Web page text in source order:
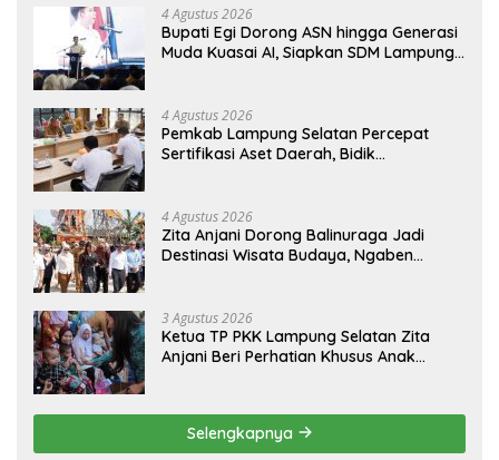
4 Agustus 2026
Bupati Egi Dorong ASN hingga Generasi
Muda Kuasai AI, Siapkan SDM Lampung
4 Agustus 2026
Pemkab Lampung Selatan Percepat
Sertifikasi Aset Daerah, Bidik
4 Agustus 2026
Zita Anjani Dorong Balinuraga Jadi
Destinasi Wisata Budaya, Ngaben
3 Agustus 2026
Ketua TP PKK Lampung Selatan Zita
Anjani Beri Perhatian Khusus Anak
Selengkapnya